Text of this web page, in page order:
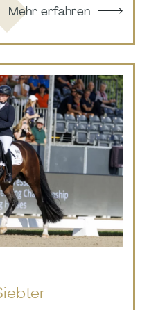
Mehr erfahren